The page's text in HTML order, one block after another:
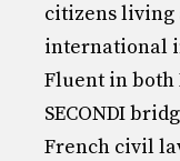
citizens living
international
Fluent in both
SECONDI
French civil